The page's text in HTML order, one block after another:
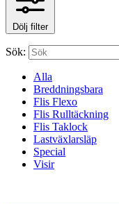
Dölj filter
Sök:
Alla
Breddningsbara
Flis Flexo
Flis Rulltäckning
Flis Taklock
Lastväxlarsläp
Special
Visir